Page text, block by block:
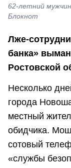
62-летний
Блокнот
Лже-
банка»
Ростовской
Несколько
города
местный
обидчика.
сотовый
«службы